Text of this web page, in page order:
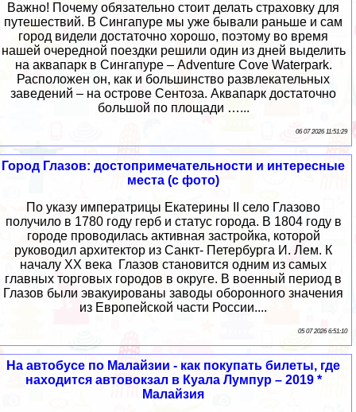
Важно! Почему обязательно стоит делать страховку для
путешествий. В Сингапуре мы уже бывали раньше и сам
город видели достаточно хорошо, поэтому во время
нашей очередной поездки решили один из дней выделить
на аквапарк в Сингапуре – Adventure Cove Waterpark.
Расположен он, как и большинство развлекательных
заведений – на острове Сентоза. Аквапарк достаточно
большой по площади …...
06 07 2026 11:51:29
Город Глазов: достопримечательности и интересные
места (с фото)
По указу императрицы Екатерины II село Глазово
получило в 1780 году герб и статус города. В 1804 году в
городе проводилась активная застройка, которой
руководил архитектор из Санкт- Петербурга И. Лем. К
началу XX века Глазов становится одним из самых
главных торговых городов в округе. В военный период в
Глазов были эвакуированы заводы оборонного значения
из Европейской части России....
05 07 2026 6:51:10
На автобусе по Малайзии - как покупать билеты, где
находится автовокзал в Куала Лумпур – 2019 *
Малайзия